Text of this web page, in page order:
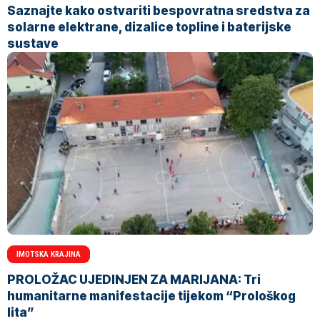
Saznajte kako ostvariti bespovratna sredstva za
solarne elektrane, dizalice topline i baterijske
sustave
IMOTSKA KRAJINA
PROLOŽAC UJEDINJEN ZA MARIJANA: Tri
humanitarne manifestacije tijekom “Prološkog
lita”